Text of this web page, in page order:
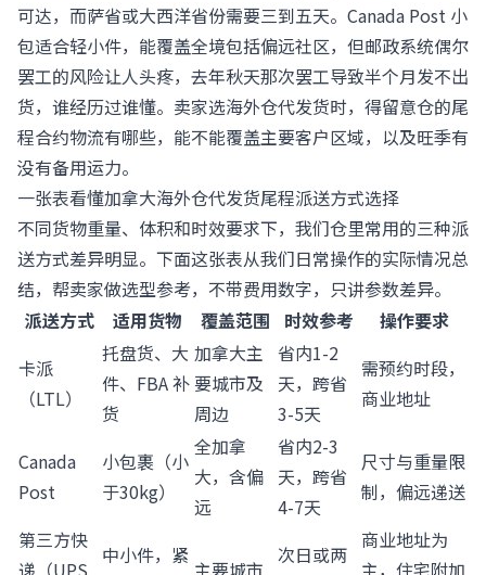
可达，而萨省或大西洋省份需要三到五天。Canada Post 小
包适合轻小件，能覆盖全境包括偏远社区，但邮政系统偶尔
罢工的风险让人头疼，去年秋天那次罢工导致半个月发不出
货，谁经历过谁懂。卖家选海外仓代发货时，得留意仓的尾
程合约物流有哪些，能不能覆盖主要客户区域，以及旺季有
没有备用运力。
一张表看懂加拿大海外仓代发货尾程派送方式选择
不同货物重量、体积和时效要求下，我们仓里常用的三种派
送方式差异明显。下面这张表从我们日常操作的实际情况总
结，帮卖家做选型参考，不带费用数字，只讲参数差异。
派送方式
适用货物 覆盖范围 时效参考
操作要求
卡派
（LTL）
托盘货、大
件、FBA 补
货
加拿大主
要城市及
周边
省内1-2
天，跨省
3-5天
需预约时段，
商业地址
Canada
Post
小包裹（小
于30kg）
全加拿
大，含偏
远
省内2-3
天，跨省
4-7天
尺寸与重量限
制，偏远递送
第三方快
递（UPS
中小件，紧
主要城市
次日或两
商业地址为
主，住宅附加